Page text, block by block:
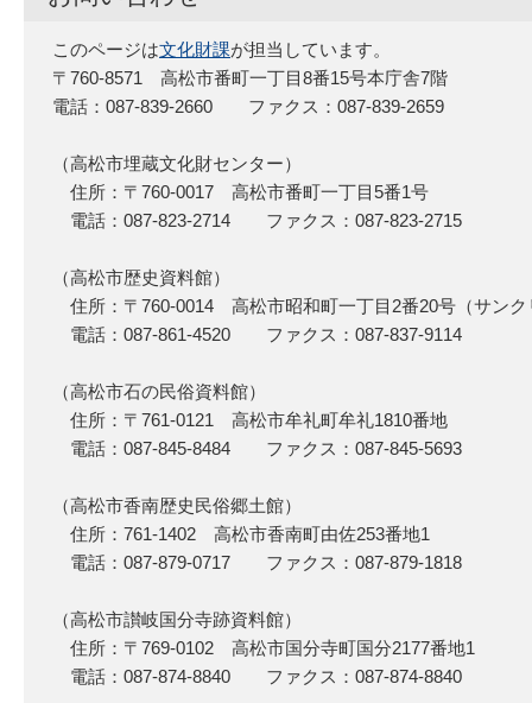
このページは文化財課が担当しています。
〒760-8571 高松市番町一丁目8番15号本庁舎7階
電話：087-839-2660 ファクス：087-839-2659
（高松市埋蔵文化財センター）
住所：〒760-0017 高松市番町一丁目5番1号
電話：087-823-2714 ファクス：087-823-2715
（高松市歴史資料館）
住所：〒760-0014 高松市昭和町一丁目2番20号（サンク
電話：087-861-4520 ファクス：087-837-9114
（高松市石の民俗資料館）
住所：〒761-0121 高松市牟礼町牟礼1810番地
電話：087-845-8484 ファクス：087-845-5693
（高松市香南歴史民俗郷土館）
住所：761-1402 高松市香南町由佐253番地1
電話：087-879-0717 ファクス：087-879-1818
（高松市讃岐国分寺跡資料館）
住所：〒769-0102 高松市国分寺町国分2177番地1
電話：087-874-8840 ファクス：087-874-8840